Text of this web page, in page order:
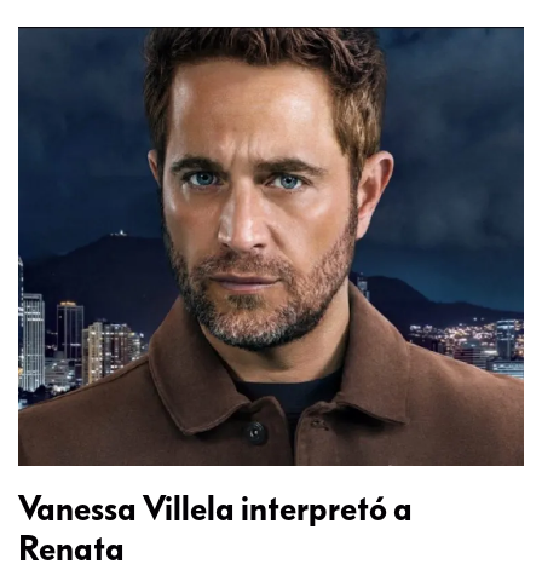
Vanessa Villela interpretó a
Renata